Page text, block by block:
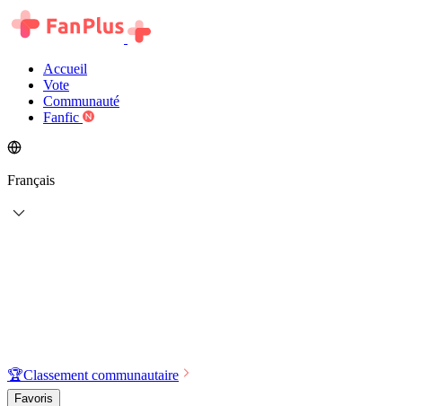
Accueil
Vote
Communauté
Fanfic
Français
🏆Classement communautaire
Favoris